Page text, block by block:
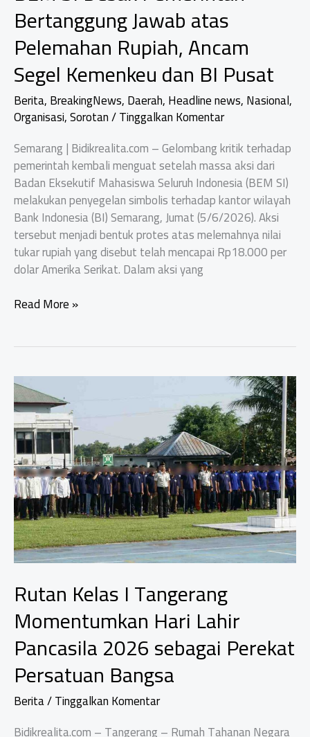
Bertanggung Jawab atas
Pelemahan Rupiah, Ancam
Segel Kemenkeu dan BI Pusat
Berita,BreakingNews,Daerah,Headline news,Nasional,
Organisasi,Sorotan/Tinggalkan Komentar
Semarang | Bidikrealita.com – Gelombang kritik terhadap
pemerintah kembali menguat setelah massa aksi dari
Badan Eksekutif Mahasiswa Seluruh Indonesia (BEM SI)
melakukan penyegelan simbolis terhadap kantor wilayah
Bank Indonesia (BI) Semarang, Jumat (5/6/2026). Aksi
tersebut menjadi bentuk protes atas melemahnya nilai
tukar rupiah yang disebut telah mencapai Rp18.000 per
dolar Amerika Serikat. Dalam aksi yang
BEM
Bertanggung
Jawab
atas
Pelemahan
Rupiah,
Ancam
Segel
Kemenkeu
dan
BI
Pusat
Read More »
Rutan Kelas I Tangerang
Momentumkan Hari Lahir
Pancasila 2026 sebagai Perekat
Persatuan Bangsa
Berita/Tinggalkan Komentar
Bidikrealita.com – Tangerang – Rumah Tahanan Negara